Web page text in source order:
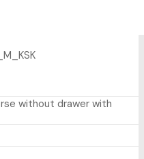
without drawer with